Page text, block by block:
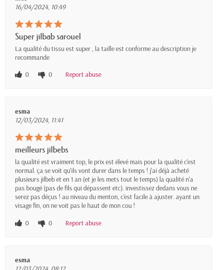
16/04/2024, 10:49
Super jilbab sarouel
La qualité du tissu est super , la taille est conforme au description je
recommande
0
0 Report abuse
esma
12/03/2024, 11:41
meilleurs jilbebs
la qualité est vraiment top, le prix est élevé mais pour la qualité c'est
normal. ça se voit qu'ils vont durer dans le temps ! j'ai déjà acheté
plusieurs jilbeb et en 1 an (et je les mets tout le temps) la qualité n'a
pas bougé (pas de fils qui dépassent etc). investissez dedans vous ne
serez pas déçus ! au niveau du menton, c'est facile à ajuster. ayant un
visage fin, on ne voit pas le haut de mon cou !
0
0 Report abuse
esma